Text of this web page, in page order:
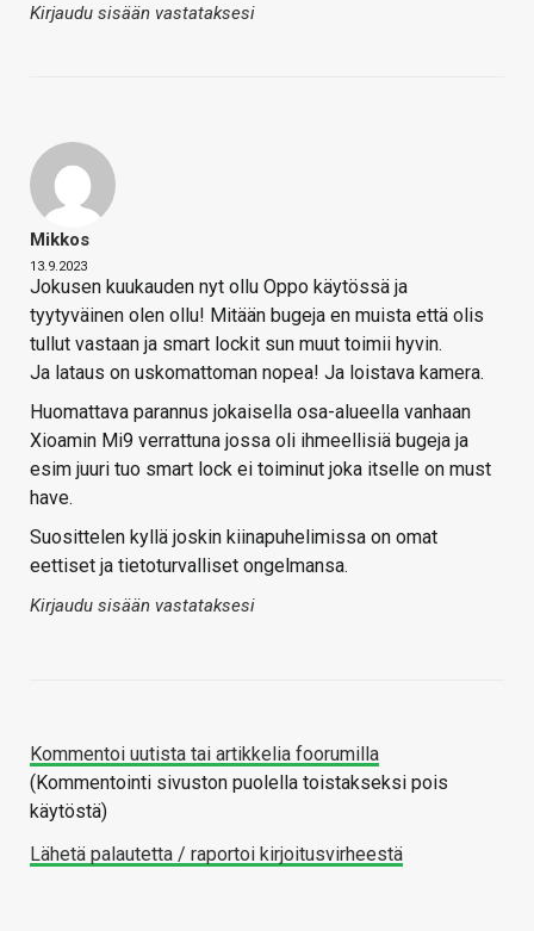
Kirjaudu sisään vastataksesi
Mikkos
13.9.2023
Jokusen kuukauden nyt ollu Oppo käytössä ja
tyytyväinen olen ollu! Mitään bugeja en muista että olis
tullut vastaan ja smart lockit sun muut toimii hyvin.
Ja lataus on uskomattoman nopea! Ja loistava kamera.
Huomattava parannus jokaisella osa-alueella vanhaan
Xioamin Mi9 verrattuna jossa oli ihmeellisiä bugeja ja
esim juuri tuo smart lock ei toiminut joka itselle on must
have.
Suosittelen kyllä joskin kiinapuhelimissa on omat
eettiset ja tietoturvalliset ongelmansa.
Kirjaudu sisään vastataksesi
Kommentoi uutista tai artikkelia foorumilla
(Kommentointi sivuston puolella toistakseksi pois
käytöstä)
Lähetä palautetta / raportoi kirjoitusvirheestä